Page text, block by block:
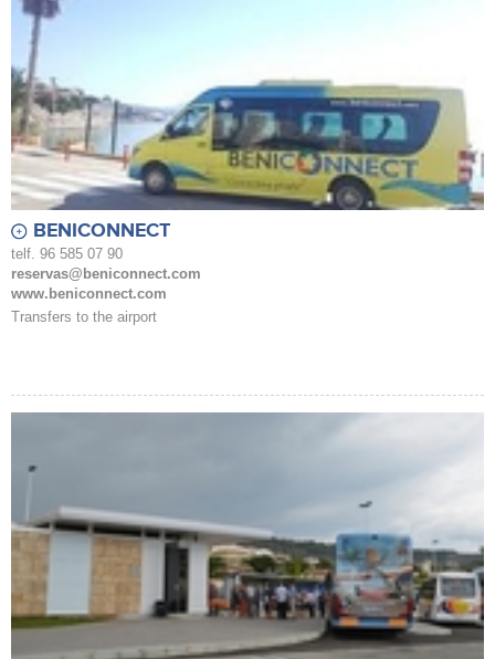
BENICONNECT
telf. 96 585 07 90
reservas@beniconnect.com
www.beniconnect.com
Transfers to the airport